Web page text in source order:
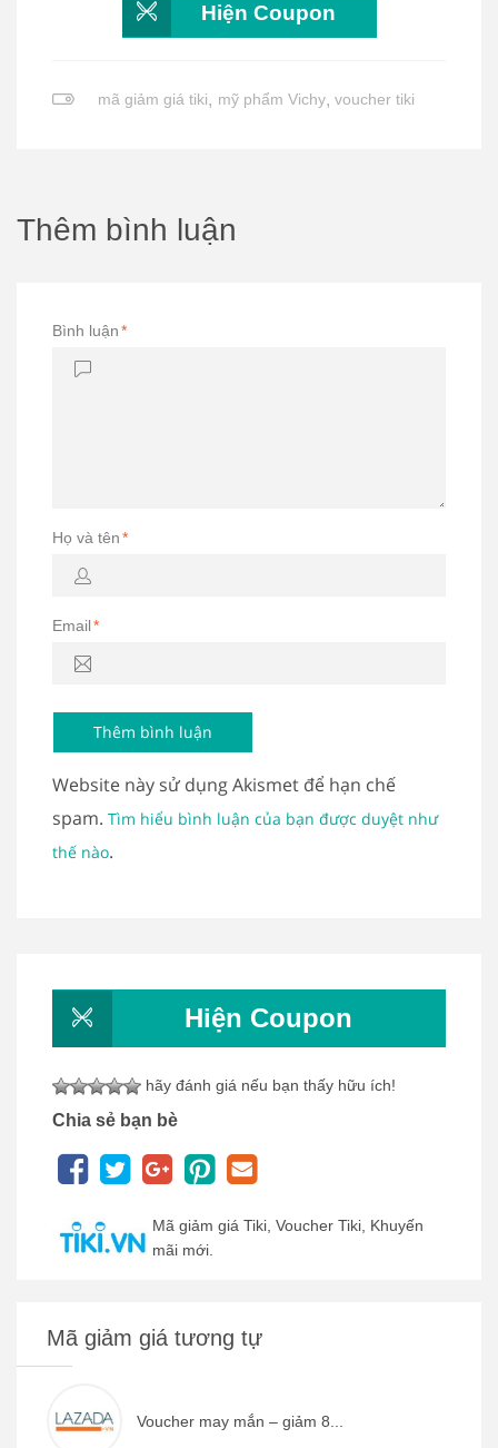
Hiện Coupon
mã giảm giá tiki, mỹ phẩm Vichy, voucher tiki
Thêm bình luận
Bình luận*
Họ và tên*
Email*
Website này sử dụng Akismet để hạn chế
spam. Tìm hiểu bình luận của bạn được duyệt như
thế nào.
Hiện Coupon
hãy đánh giá nếu bạn thấy hữu ích!
Chia sẻ bạn bè
Mã giảm giá Tiki, Voucher Tiki, Khuyến
mãi mới.
Mã giảm giá tương tự
Voucher may mắn – giảm 8...